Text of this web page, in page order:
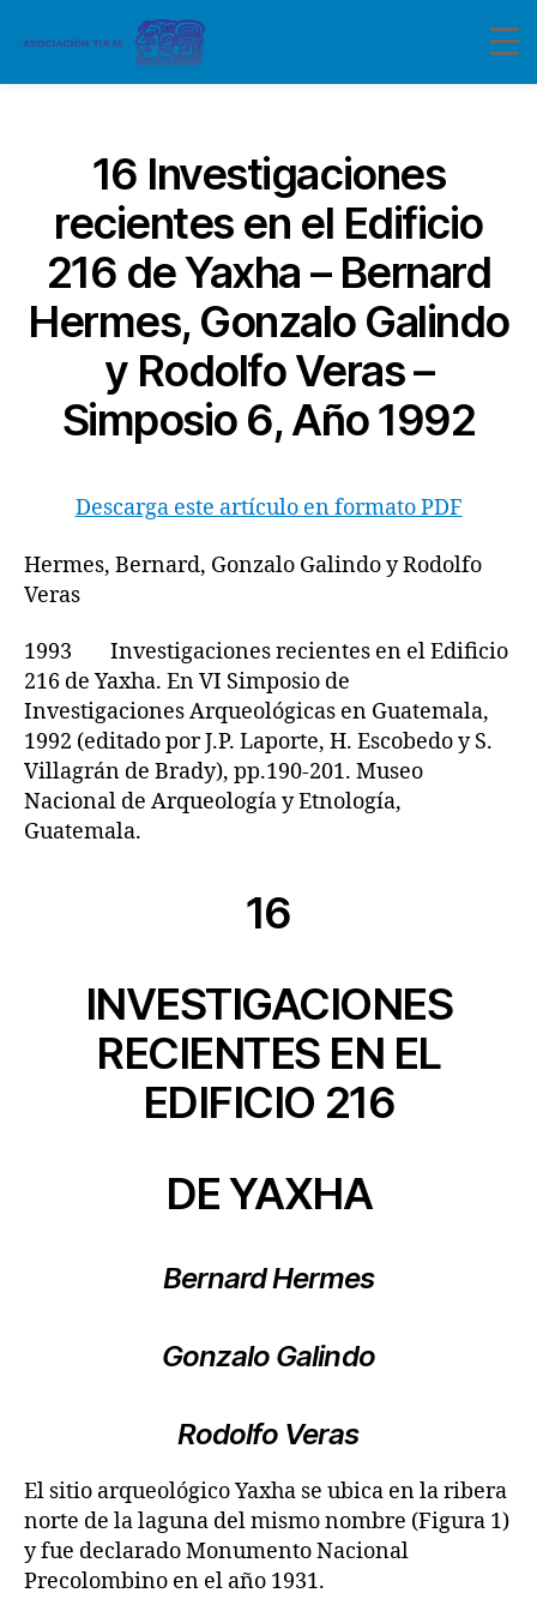
16 Investigaciones
recientes en el Edificio
216 de Yaxha – Bernard
Hermes, Gonzalo Galindo
y Rodolfo Veras –
Simposio 6, Año 1992
Descarga este artículo en formato PDF
Hermes, Bernard, Gonzalo Galindo y Rodolfo
Veras
1993 Investigaciones recientes en el Edificio
216 de Yaxha. En VI Simposio de
Investigaciones Arqueológicas en Guatemala,
1992 (editado por J.P. Laporte, H. Escobedo y S.
Villagrán de Brady), pp.190-201. Museo
Nacional de Arqueología y Etnología,
Guatemala.
16
INVESTIGACIONES
RECIENTES EN EL
EDIFICIO 216
DE YAXHA
Bernard Hermes
Gonzalo Galindo
Rodolfo Veras
El sitio arqueológico Yaxha se ubica en la ribera
norte de la laguna del mismo nombre (Figura 1)
y fue declarado Monumento Nacional
Precolombino en el año 1931.